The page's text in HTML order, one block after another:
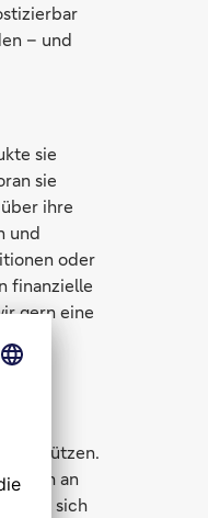
– und
sie
sie
ihre
und
oder
finanzielle
gern eine
auch an
sich